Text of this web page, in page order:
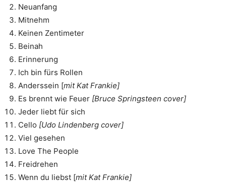
Neuanfang
Mitnehm
Keinen Zentimeter
Beinah
Erinnerung
Ich bin fürs Rollen
Anderssein [mit Kat Frankie]
Es brennt wie Feuer [Bruce Springsteen cover]
Jeder liebt für sich
Cello [Udo Lindenberg cover]
Viel gesehen
Love The People
Freidrehen
Wenn du liebst [mit Kat Frankie]